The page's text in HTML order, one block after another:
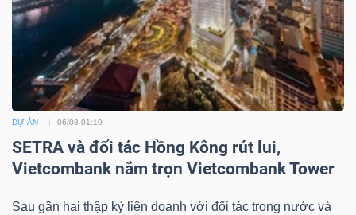
DỰ ÁN 06/08 01:10
SETRA và đối tác Hồng Kông rút lui,
Vietcombank nắm trọn Vietcombank Tower
Sau gần hai thập kỷ liên doanh với đối tác trong nước và